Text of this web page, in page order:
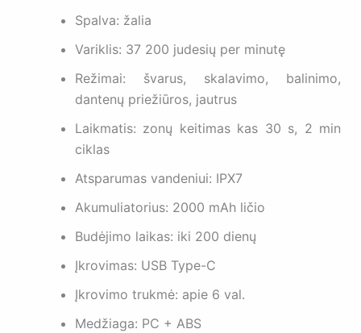
Spalva: žalia
Variklis: 37 200 judesių per minutę
Režimai: švarus, skalavimo, balinimo,
dantenų priežiūros, jautrus
Laikmatis: zonų keitimas kas 30 s, 2 min
ciklas
Atsparumas vandeniui: IPX7
Akumuliatorius: 2000 mAh ličio
Budėjimo laikas: iki 200 dienų
Įkrovimas: USB Type-C
Įkrovimo trukmė: apie 6 val.
Medžiaga: PC + ABS